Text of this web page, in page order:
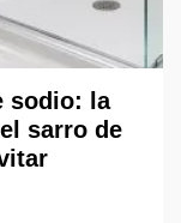
sodio: la
sarro de